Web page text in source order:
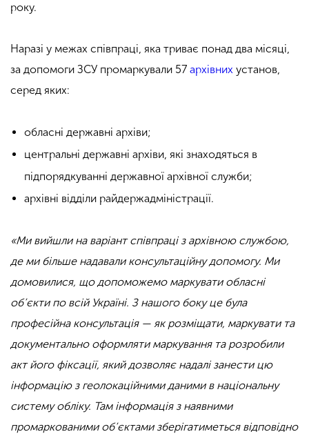
року.
Наразі у межах співпраці, яка триває понад два місяці,
за допомоги ЗСУ промаркували 57 архівних установ,
серед яких:
обласні державні архіви;
центральні державні архіви, які знаходяться в
підпорядкуванні державної архівної служби;
архівні відділи райдержадміністрації.
«Ми вийшли на варіант співпраці з архівною службою,
де ми більше надавали консультаційну допомогу. Ми
домовилися, що допоможемо маркувати обласні
об’єкти по всій Україні. З нашого боку це була
професійна консультація — як розміщати, маркувати та
документально оформляти маркування та розробили
акт його фіксації, який дозволяє надалі занести цю
інформацію з геолокаційними даними в національну
систему обліку. Там інформація з наявними
промаркованими об’єктами зберігатиметься відповідно